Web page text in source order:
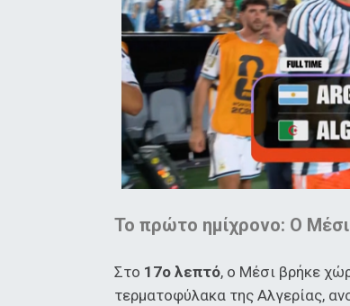
Το πρώτο ημίχρονο: Ο Μέσι
Στο 17ο λεπτό, ο Μέσι βρήκε
τερματοφύλακα της Αλγερίας,